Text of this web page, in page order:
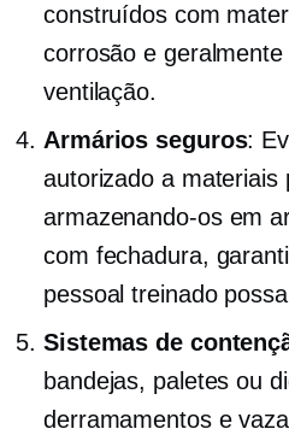
construídos com
corrosão e
ventilação.
Armários seguros:
autorizado a materiais
armazenando-os em
com fechadura,
pessoal treinado
Sistemas de
bandejas, paletes ou
derramamentos e